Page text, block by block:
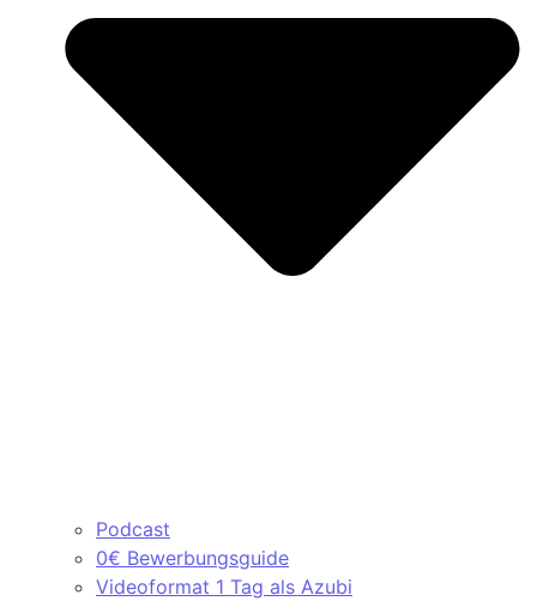
Podcast
0€ Bewerbungsguide
Videoformat 1 Tag als Azubi